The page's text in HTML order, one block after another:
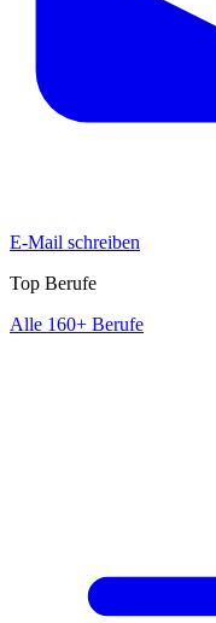
E-Mail schreiben
Top Berufe
Alle 160+ Berufe